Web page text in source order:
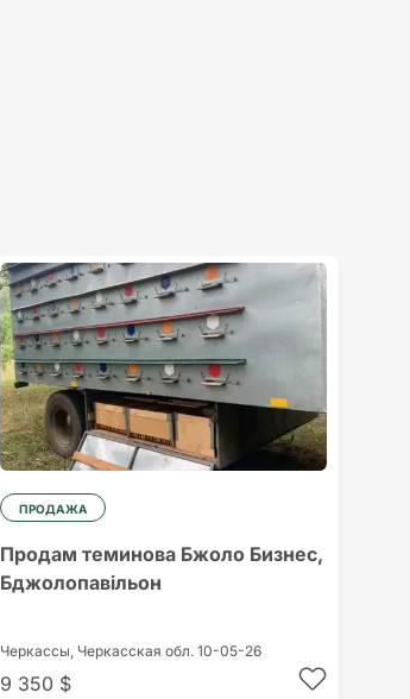
ПРОДАЖА
Продам теминова Бжоло Бизнес,
Бджолопавільон
Черкассы, Черкасская обл.10-05-26
9 350 $